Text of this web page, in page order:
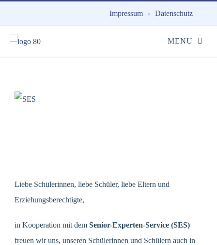
Impressum Datenschutz
Liebe Schülerinnen, liebe Schüler, liebe Eltern und
Erziehungsberechtigte,
in Kooperation mit dem Senior-Experten-Service (SES)
freuen wir uns, unseren Schülerinnen und Schülern auch in